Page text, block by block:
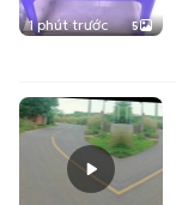
1 phút trước 5